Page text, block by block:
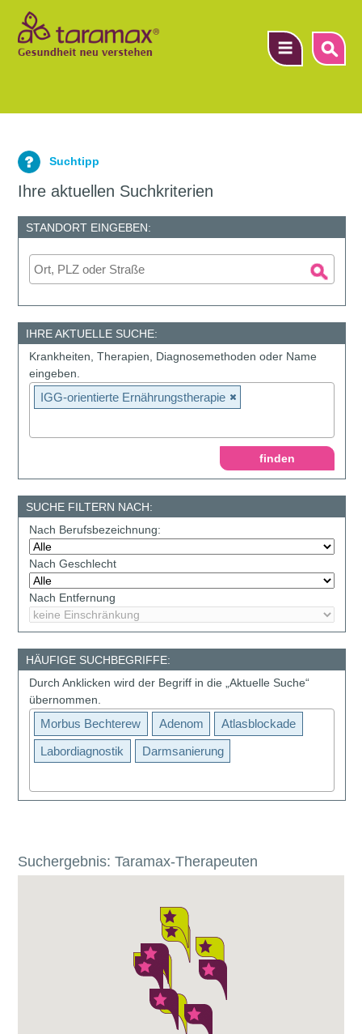
Suchtipp
Ihre aktuellen Suchkriterien
STANDORT EINGEBEN:
IHRE AKTUELLE SUCHE:
Krankheiten, Therapien, Diagnosemethoden oder Name
eingeben.
IGG-orientierte Ernährungstherapie
SUCHE FILTERN NACH:
Nach Berufsbezeichnung:
Nach Geschlecht
Nach Entfernung
HÄUFIGE SUCHBEGRIFFE:
Durch Anklicken wird der Begriff in die „Aktuelle Suche“
übernommen.
Morbus Bechterew Adenom
Atlasblockade
Labordiagnostik
Darmsanierung
Suchergebnis: Taramax-Therapeuten